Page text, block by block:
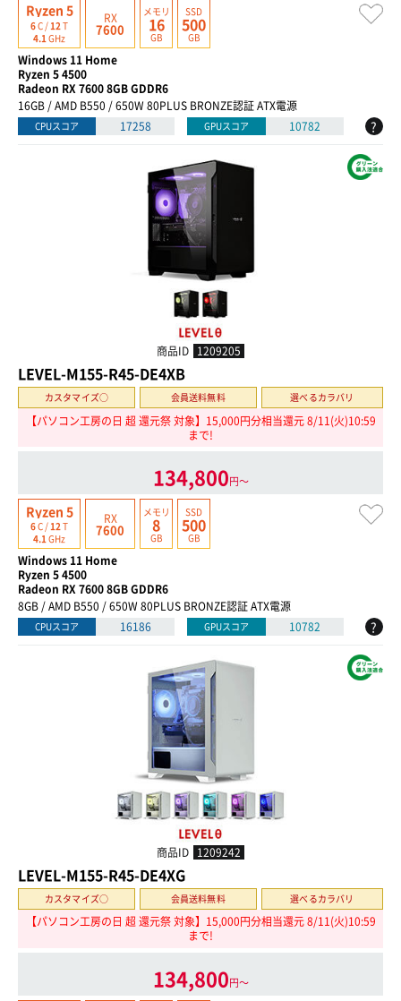
Ryzen 5
6C / 12 T
4.1 GHz
RX
7600
メモリ
16
GB
SSD
500
GB
Windows 11 Home
Ryzen 5 4500
Radeon RX 7600 8GB GDDR6
16GB / AMD B550 / 650W 80PLUS BRONZE認証 ATX電源
CPUスコア 17258 GPUスコア 10782 ?
商品ID 1209205
LEVEL-M155-R45-DE4XB
カスタマイズ○ 会員送料無料 選べるカラバリ
【パソコン工房の日 超 還元祭 対象】15,000円分相当還元 8/11(火)10:59
まで!
134,800円〜
Ryzen 5
6C / 12 T
4.1GHz
RX
7600
メモリ
8
GB
SSD
500
GB
Windows 11 Home
Ryzen 5 4500
Radeon RX 7600 8GB GDDR6
8GB / AMD B550 / 650W 80PLUS BRONZE認証 ATX電源
CPUスコア 16186 GPUスコア 10782 ?
商品ID 1209242
LEVEL-M155-R45-DE4XG
カスタマイズ○ 会員送料無料 選べるカラバリ
【パソコン工房の日 超 還元祭 対象】15,000円分相当還元 8/11(火)10:59
まで!
134,800円〜